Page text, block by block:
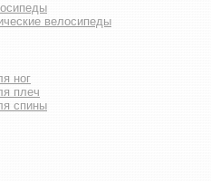
велосипеды
ног
плеч
спины